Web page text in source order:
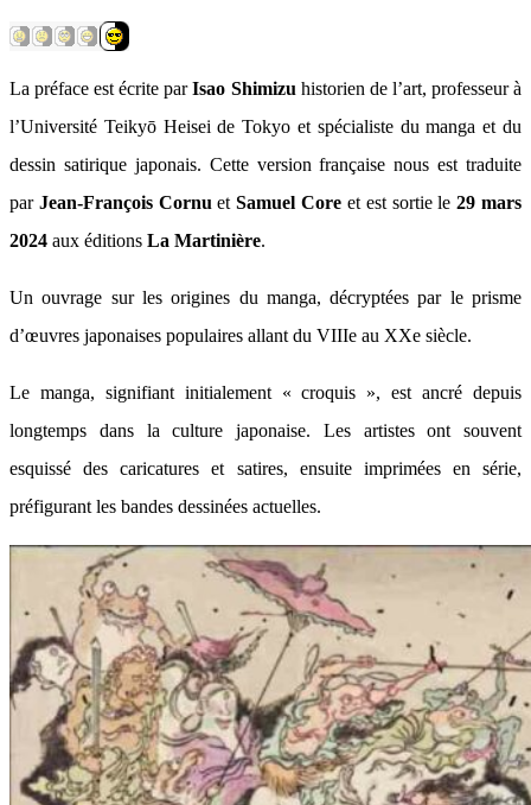
La préface est écrite parIsao Shimizu historien de l’art, professeur à
l’Université Teikyō Heisei de Tokyo et spécialiste du manga et du
dessin satirique japonais. Cette version française nous est traduite
par Jean-François Cornu etSamuel Core et est sortie le29 mars
2024 aux éditions La Martinière.
Un ouvrage sur les origines du manga, décryptées par le prisme
d’œuvres japonaises populaires allant du VIIIe au XXe siècle.
Le manga, signifiant initialement « croquis », est ancré depuis
longtemps dans la culture japonaise. Les artistes ont souvent
esquissé des caricatures et satires, ensuite imprimées en série,
préfigurant les bandes dessinées actuelles.